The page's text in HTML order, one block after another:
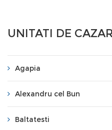
UNITATI DE
Agapia
Alexandru cel Bun
Baltatesti